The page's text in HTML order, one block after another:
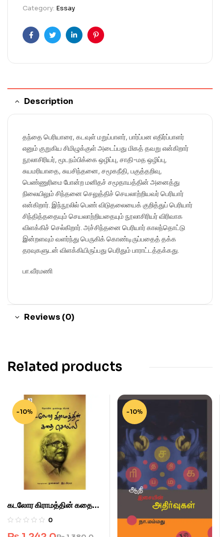
Category: Essay
FacebookTwitterLinkedinPinterest
Description
தந்தை பெரியாரை, கடவுள் மறுப்பாளர், பார்ப்பன எதிர்ப்பாளர்
எனும் குறுகிய சிமிழுக்குள் அடைப்பது மிகத் தவறு என்கிறார்
நூலாசிரியர், மூடநம்பிக்கை ஒழிப்பு, சாதி-மத ஒழிப்பு,
சுயமரியாதை, சுயசிந்தனை, சமூகநீதி, பகுத்தறிவு,
பெண்ணுரிமை போன்ற மனிதச் சமூதாயத்தின் அனைத்து
நிலையிலும் சிந்தனை செலுத்திச் செயலாற்றியவர் பெரியார்
என்கிறார். இந்நூலில் பெண் விடுதலையைக் குறித்துப் பெரியார்
சிந்தித்ததையும் செயலாற்றியதையும் நூலாசிரியர் விரிவாக
விளக்கிச் செல்கிறார். அச்சிந்தனை பெரியார் காலந்தொட்டு
இன்றளவும் வளர்ந்து பெருகிக் கொண்டிருப்பதைத் தக்க
தரவுகளுடன் விளக்கியிருப்பது பெரிதும் பாராட்டத்தக்கது.
பா.வீரமணி
Reviews (0)
Related products
-10%
கடலோர கிராமத்தின் கதை
சொல்லி.
0
-10%